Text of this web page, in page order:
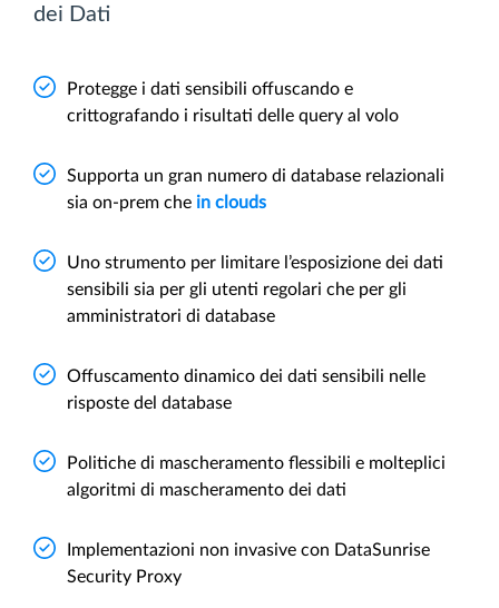
dei Dati
Protegge i dati sensibili offuscando e
crittografando i risultati delle query al volo
Supporta un gran numero di database relazionali
sia on-prem che in clouds
Uno strumento per limitare l’esposizione dei dati
sensibili sia per gli utenti regolari che per gli
amministratori di database
Offuscamento dinamico dei dati sensibili nelle
risposte del database
Politiche di mascheramento flessibili e molteplici
algoritmi di mascheramento dei dati
Implementazioni non invasive con DataSunrise
Security Proxy